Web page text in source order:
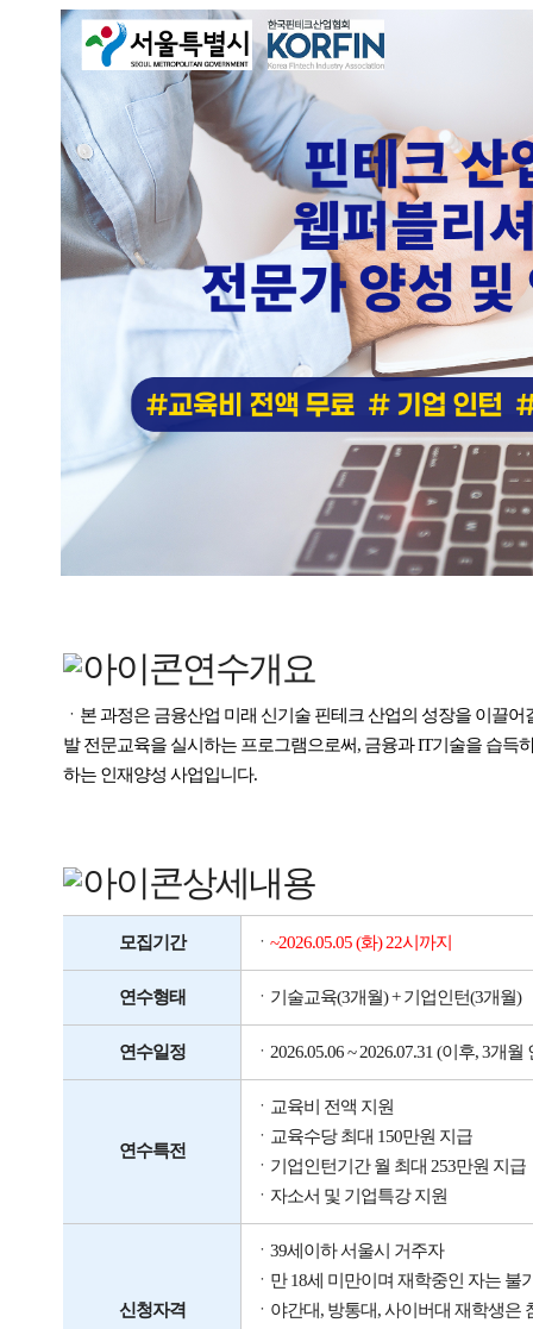
연수개요
ㆍ본 과정은 금융산업 미래 신기술 핀테크 산업의 성장을 이끌
발 전문교육을 실시하는 프로그램으로써, 금융과 IT기술을 습
하는 인재양성 사업입니다.
상세내용
모집기간 ㆍ ~2026.05.05 (화) 22시까지
연수형태 ㆍ기술교육(3개월) + 기업인턴(3개월)
연수일정 ㆍ2026.05.06 ~ 2026.07.31 (이후, 3개
연수특전
ㆍ교육비 전액 지원
ㆍ교육수당 최대 150만원 지급
ㆍ기업인턴기간 월 최대 253만원 지급
ㆍ자소서 및 기업특강 지원
신청자격
ㆍ39세이하 서울시 거주자
ㆍ만 18세 미만이며 재학중인 자는 불
ㆍ야간대, 방통대, 사이버대 재학생은